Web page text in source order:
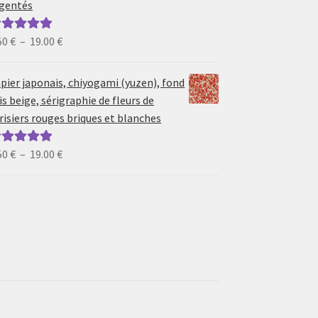
5.00sur
€ – 19.00€Plage
prix :
6.50 €
à
19.00 €
japonais, chiyogami (yuzen), fond
beige, sérigraphie de fleurs de
rouges briques et blanches
5.00sur
€ – 19.00€Plage